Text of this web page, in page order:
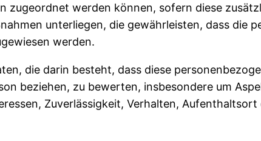
werden können, sofern diese
unterliegen, die gewährleisten, dass die
werden.
die darin besteht, dass diese
beziehen, zu bewerten, insbesondere um
Zuverlässigkeit, Verhalten,